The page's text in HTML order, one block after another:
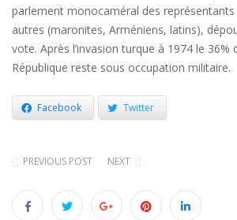
parlement monocaméral des
autres (maronites, Arméniens, latins),
vote. Après l’invasion turque à 1974 le 36%
République reste sous occupation militaire.
Facebook Twitter
PREVIOUS POST NEXT